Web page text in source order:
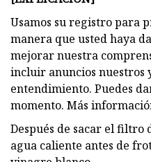
Usamos su registro para
manera que usted haya
mejorar nuestra
incluir anuncios nuestros
entendimiento. Puedes
momento. Más
Después de sacar el filtro
agua caliente antes de